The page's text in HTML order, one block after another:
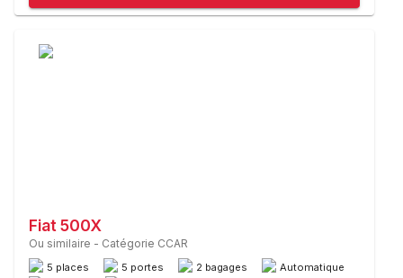
Fiat 500X
Ou similaire - Catégorie CCAR
5 places 5 portes 2 bagages
Automatique